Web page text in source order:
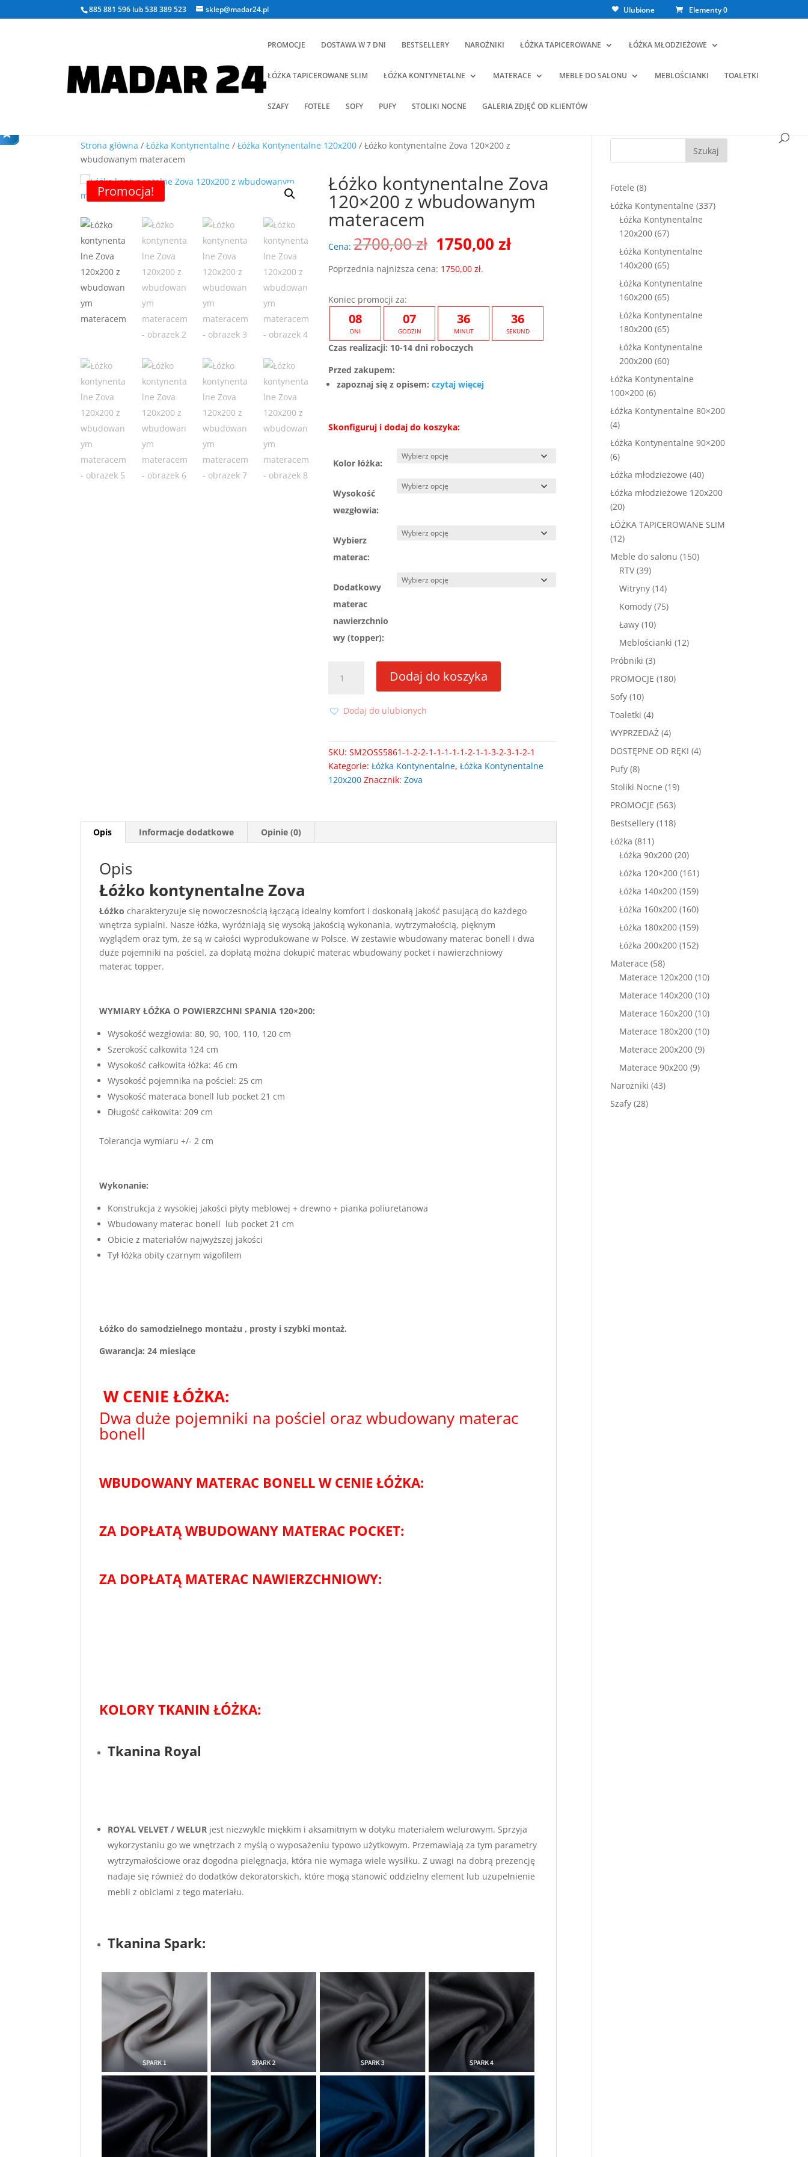
885 881 596 lub538 389 523 sklep@madar24.pl Ulubione Elementy 0
PROMOCJE DOSTAWA W 7 DNI BESTSELLERY NAROŻNIKI ŁÓŻKA TAPICEROWANE ŁÓŻKA MŁODZIEŻOWE
ŁÓŻKA TAPICEROWANE SLIM ŁÓŻKA KONTYNETALNE MATERACE MEBLE DO SALONU MEBLOŚCIANKI TOALETKI
SZAFY FOTELE SOFY PUFY STOLIKI NOCNE GALERIA ZDJĘĆ OD KLIENTÓW
Strona główna /Łóżka Kontynentalne /Łóżka Kontynentalne 120x200 / Łóżko kontynentalne Zova 120×200 z
wbudowanym materacem
Promocja! Łóżko kontynentalne Zova
120×200 z wbudowanym
materacem
Cena:2700,00zł Pierwotna
cena
wynosiła:
1750,00złAktualna
Poprzednia najniższa cena: 1750,00zł.
Koniec promocji za:
08
DNI
07
GODZIN
36
MINUT
35
SEKUND
Czas realizacji: 10-14 dni roboczych
Przed zakupem:
zapoznaj się z opisem:czytaj więcej
Skonfiguruj i dodaj do koszyka:
Kolor łóżka:
Wysokość
wezgłowia:
Wybierz
materac:
Dodatkowy
materac
nawierzchnio
wy (topper):
Łóżko
kontynentalne
Zova
wbudowanym
materacem
Dodaj do koszyka
Dodaj do ulubionych
SKU:SM2OSS5861-1-2-2-1-1-1-1-1-2-1-1-3-2-3-1-2-1
Kategorie:Łóżka Kontynentalne,Łóżka Kontynentalne
120x200 Znacznik:Zova
Opis Informacje dodatkowe Opinie (0)
Opis
Łóżko kontynentalne Zova
Łóżkocharakteryzuje się nowoczesnością łączącą idealny komfort i doskonałą jakość pasującą do każdego
wnętrza sypialni. Nasze łóżka, wyróżniają się wysoką jakością wykonania, wytrzymałością, pięknym
wyglądem oraz tym, że są w całości wyprodukowane w Polsce. W zestawie wbudowany materac bonell i dwa
duże pojemniki na pościel, za dopłatą można dokupić materac wbudowany pocket i nawierzchniowy
materac topper.
WYMIARY ŁÓŻKA O POWIERZCHNI SPANIA 120×200:
Wysokość wezgłowia: 80, 90, 100, 110, 120 cm
Szerokość całkowita 124 cm
Wysokość całkowita łóżka: 46 cm
Wysokość pojemnika na pościel: 25 cm
Wysokość materaca bonell lub pocket 21 cm
Długość całkowita: 209 cm
Tolerancja wymiaru +/- 2 cm
Wykonanie:
Konstrukcja z wysokiej jakości płyty meblowej + drewno + pianka poliuretanowa
Wbudowany materac bonell lub pocket 21 cm
Obicie z materiałów najwyższej jakości
Tył łóżka obity czarnym wigofilem
Łóżko do samodzielnego montażu , prosty i szybki montaż.
Gwarancja: 24 miesiące
W CENIE ŁÓŻKA:
Dwa duże pojemniki na pościel oraz wbudowany materac
bonell
WBUDOWANY MATERAC BONELL W CENIE ŁÓŻKA:
ZA DOPŁATĄ WBUDOWANY MATERAC POCKET:
ZA DOPŁATĄ MATERAC NAWIERZCHNIOWY:
KOLORY TKANIN ŁÓŻKA:
Tkanina Royal
ROYAL VELVET / WELUR jest niezwykle miękkim i aksamitnym w dotyku materiałem welurowym. Sprzyja
wykorzystaniu go we wnętrzach z myślą o wyposażeniu typowo użytkowym. Przemawiają za tym parametry
wytrzymałościowe oraz dogodna pielęgnacja, która nie wymaga wiele wysiłku. Z uwagi na dobrą prezencję
nadaje się również do dodatków dekoratorskich, które mogą stanowić oddzielny element lub uzupełnienie
mebli z obiciami z tego materiału.
Tkanina Spark:
Szukaj
Fotele 88
produktów
Łóżka Kontynentalne 337337
Łóżka Kontynentalne
120x200 6767
produktów
Łóżka Kontynentalne
140x200 6565
produktów
Łóżka Kontynentalne
160x200 6565
produktów
Łóżka Kontynentalne
180x200 6565
produktów
Łóżka Kontynentalne
200x200 6060
produktów
Łóżka Kontynentalne
100×200 66
produktów
Łóżka Kontynentalne 80×200
44
produkty
Łóżka Kontynentalne 90×200
66
produktów
Łóżka młodzieżowe 4040
produktów
Łóżka młodzieżowe 120x200
2020
produktów
ŁÓŻKA TAPICEROWANE SLIM
1212
produktów
Meble do salonu 150150
RTV 3939
produktów
Witryny 1414
produktów
Komody 7575
Ławy 1010
produktów
Meblościanki 1212
Próbniki 33
produkty
PROMOCJE 180180
Sofy 1010
produktów
Toaletki 44
produkty
WYPRZEDAŻ 44
produkty
DOSTĘPNE OD RĘKI 44
Pufy 88
produktów
Stoliki Nocne 1919
PROMOCJE 563563
produkty
Bestsellery 118118
Łóżka 811811
produktów
Łóżka 90x200 2020
produktów
Łóżka 120×200 161161
produktów
Łóżka 140x200 159159
produktów
Łóżka 160x200 160160
produktów
Łóżka 180x200 159159
produktów
Łóżka 200x200 152152
Materace 5858
produktów
Materace 120x200 1010
produktów
Materace 140x200 1010
produktów
Materace 160x200 1010
produktów
Materace 180x200 1010
Materace 200x200 99
Materace 90x200 99
Narożniki 4343
Szafy 2828